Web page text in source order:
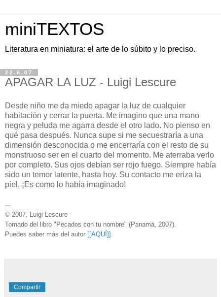
miniTEXTOS
Literatura en miniatura: el arte de lo súbito y lo preciso.
22.6.07
APAGAR LA LUZ - Luigi Lescure
Desde niño me da miedo apagar la luz de cualquier
habitación y cerrar la puerta. Me imagino que una mano
negra y peluda me agarra desde el otro lado. No pienso en
qué pasa después. Nunca supe si me secuestraría a una
dimensión desconocida o me encerraría con el resto de su
monstruoso ser en el cuarto del momento. Me aterraba verlo
por completo. Sus ojos debían ser rojo fuego. Siempre había
sido un temor latente, hasta hoy. Su contacto me eriza la
piel. ¡Es como lo había imaginado!
---
© 2007, Luigi Lescure
Tomado del libro "Pecados con tu nombre" (Panamá, 2007).
Puedes saber más del autor [[AQUÍ]]
Compartir